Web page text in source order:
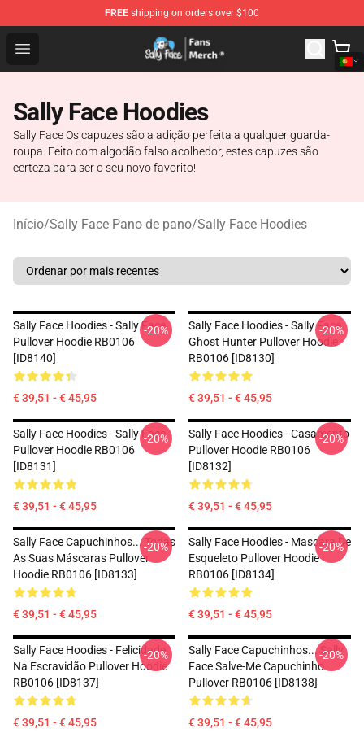
FREE shipping on orders over $100
Open menu
Sally Face Store - Official Sally Face Merchandise Shop
Sally Face Hoodies
Sally Face Os capuzes são a adição perfeita a qualquer guarda-
roupa. Feito com algodão falso acolhedor, estes capuzes são
certeza para ser o seu novo favorito!
Início/Sally Face Pano de pano/Sally Face Hoodies
Sally Face Hoodies - Sally Face
Pullover Hoodie RB0106
[ID8140]
€ 39,51 - € 45,95
-20%
Sally Face Hoodies - Sally Face
Ghost Hunter Pullover Hoodie
RB0106 [ID8130]
€ 39,51 - € 45,95
-20%
Sally Face Hoodies - Sally Face
Pullover Hoodie RB0106
[ID8131]
€ 39,51 - € 45,95
-20%
Sally Face Hoodies - Casamento
Pullover Hoodie RB0106
[ID8132]
€ 39,51 - € 45,95
-20%
Sally Face Capuchinhos... Todas
As Suas Máscaras Pullover
Hoodie RB0106 [ID8133]
€ 39,51 - € 45,95
-20%
Sally Face Hoodies - Mascara De
Esqueleto Pullover Hoodie
RB0106 [ID8134]
€ 39,51 - € 45,95
-20%
Sally Face Hoodies - Felicidade
Na Escravidão Pullover Hoodie
RB0106 [ID8137]
€ 39,51 - € 45,95
-20%
Sally Face Capuchinhos... Sally
Face Salve-Me Capuchinho
Pullover RB0106 [ID8138]
€ 39,51 - € 45,95
-20%